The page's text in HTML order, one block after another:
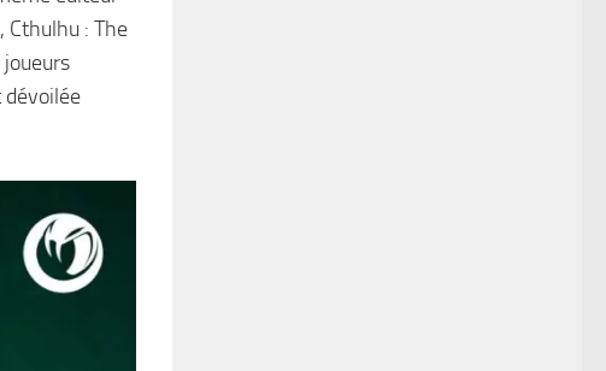
Cthulhu : The
dévoilée